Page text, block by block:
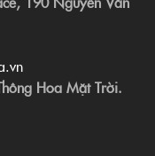
Hoa Mặt Trời.